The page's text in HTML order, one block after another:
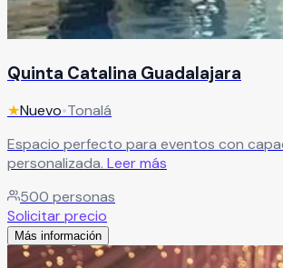
Quinta Catalina Guadalajara
★Nuevo•Tonalá
Espacio perfecto para eventos con
personalizada. Leer más
500 personas
Solicitar precio
Más información